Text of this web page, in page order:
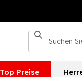
Top Preise